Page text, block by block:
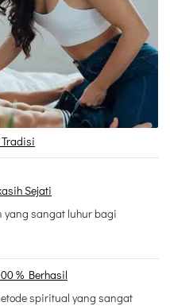
Sejati
yang sangat luhur bagi
% Berhasil
spiritual yang sangat